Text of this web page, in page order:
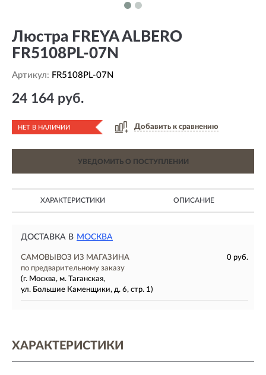
Люстра FREYA ALBERO
FR5108PL-07N
Артикул: FR5108PL-07N
24 164 руб.
НЕТ В НАЛИЧИИ Добавить к сравнению
УВЕДОМИТЬ О ПОСТУПЛЕНИИ
ХАРАКТЕРИСТИКИ ОПИСАНИЕ
ДОСТАВКА В МОСКВА
САМОВЫВОЗ ИЗ МАГАЗИНА
0 руб.
по предварительному заказу
(г. Москва, м. Таганская,
ул. Большие Каменщики, д. 6, стр. 1)
ХАРАКТЕРИСТИКИ